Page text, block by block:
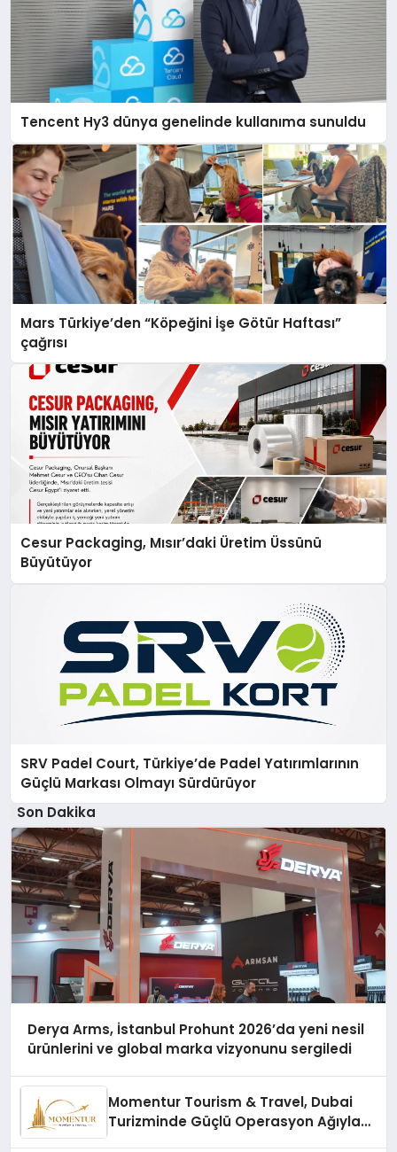
Tencent Hy3 dünya genelinde kullanıma sunuldu
Mars Türkiye’den “Köpeğini İşe Götür Haftası”
çağrısı
Cesur Packaging, Mısır’daki Üretim Üssünü
Büyütüyor
SRV Padel Court, Türkiye’de Padel Yatırımlarının
Güçlü Markası Olmayı Sürdürüyor
Son Dakika
Derya Arms, İstanbul Prohunt 2026’da yeni nesil
ürünlerini ve global marka vizyonunu sergiledi
Momentur Tourism & Travel, Dubai
Turizminde Güçlü Operasyon Ağıyla